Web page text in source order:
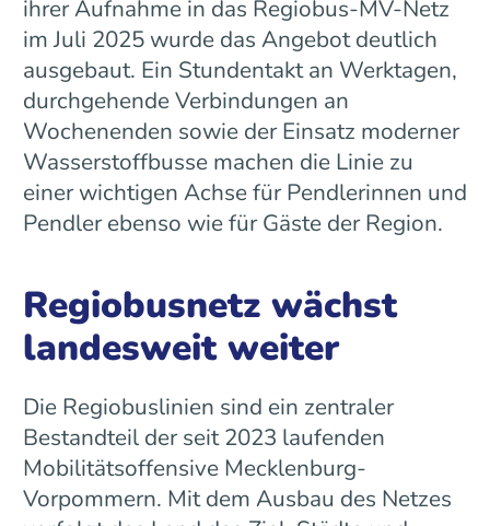
ihrer Aufnahme in das Regiobus-MV-Netz
im Juli 2025 wurde das Angebot deutlich
ausgebaut. Ein Stundentakt an Werktagen,
durchgehende Verbindungen an
Wochenenden sowie der Einsatz moderner
Wasserstoffbusse machen die Linie zu
einer wichtigen Achse für Pendlerinnen und
Pendler ebenso wie für Gäste der Region.
Regiobusnetz wächst
landesweit weiter
Die Regiobuslinien sind ein zentraler
Bestandteil der seit 2023 laufenden
Mobilitätsoffensive Mecklenburg-
Vorpommern. Mit dem Ausbau des Netzes